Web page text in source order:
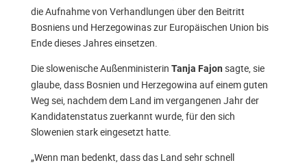
die Aufnahme von Verhandlungen über den Beitritt
Bosniens und Herzegowinas zur Europäischen Union bis
Ende dieses Jahres einsetzen.
Die slowenische Außenministerin Tanja Fajon sagte, sie
glaube, dass Bosnien und Herzegowina auf einem guten
Weg sei, nachdem dem Land im vergangenen Jahr der
Kandidatenstatus zuerkannt wurde, für den sich
Slowenien stark eingesetzt hatte.
„Wenn man bedenkt, dass das Land sehr schnell